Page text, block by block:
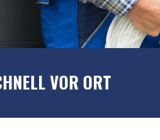
VOR ORT